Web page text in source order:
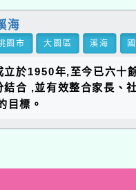
海
園市 大園區 溪海
立於1950年,至今已六十
結合 ,並有效整合家長、
目標。